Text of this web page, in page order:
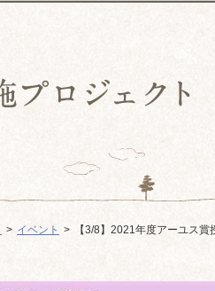
イベント 【3/8】2021年度アーユス賞